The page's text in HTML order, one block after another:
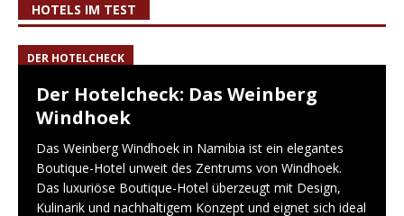
HOTELS IM TEST
DER HOTELCHECK
Der Hotelcheck: Das Weinberg
Windhoek
Das Weinberg Windhoek in Namibia ist ein elegantes
Boutique-Hotel unweit des Zentrums von Windhoek.
Das luxuriöse Boutique-Hotel überzeugt mit Design,
Kulinarik und nachhaltigem Konzept und eignet sich ideal